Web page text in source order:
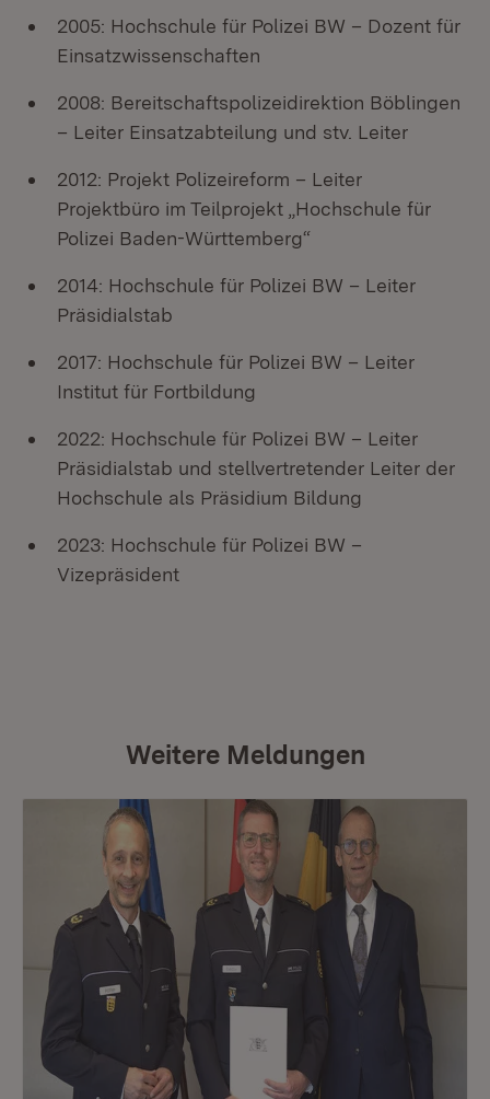
2005: Hochschule für Polizei BW – Dozent für
Einsatzwissenschaften
2008: Bereitschaftspolizeidirektion Böblingen
– Leiter Einsatzabteilung und stv. Leiter
2012: Projekt Polizeireform – Leiter
Projektbüro im Teilprojekt „Hochschule für
Polizei Baden-Württemberg“
2014: Hochschule für Polizei BW – Leiter
Präsidialstab
2017: Hochschule für Polizei BW – Leiter
Institut für Fortbildung
2022: Hochschule für Polizei BW – Leiter
Präsidialstab und stellvertretender Leiter der
Hochschule als Präsidium Bildung
2023: Hochschule für Polizei BW –
Vizepräsident
Weitere Meldungen